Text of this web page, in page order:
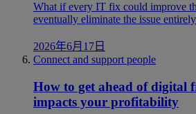
What if every IT fix could improve
eventually eliminate the issue
2026年6月17日
Connect and support people
How to get ahead of digital
impacts your profitability